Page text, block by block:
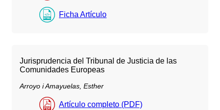
Ficha Artículo
Jurisprudencia del Tribunal de Justicia de las
Comunidades Europeas
Arroyo i Amayuelas, Esther
Artículo completo (PDF)